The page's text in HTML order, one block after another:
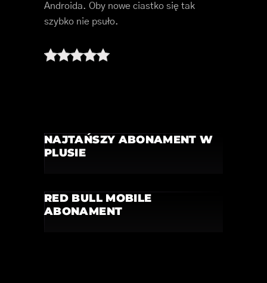
Androida. Oby nowe ciastko się tak
szybko nie psuło.
NAJTAŃSZY ABONAMENT W
PLUSIE
RED BULL MOBILE
ABONAMENT